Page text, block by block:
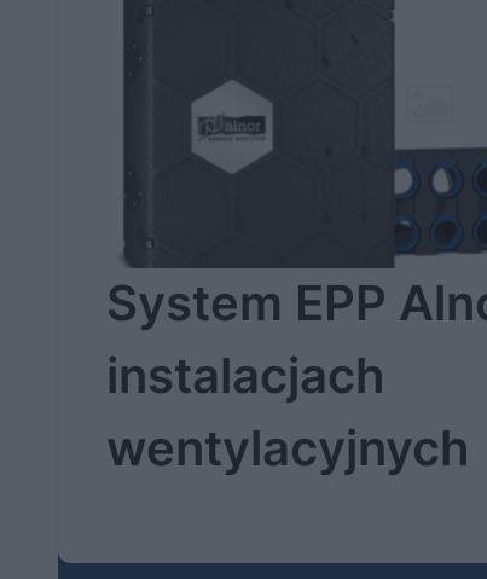
System EPP
instalacjach
wentylacyjnych